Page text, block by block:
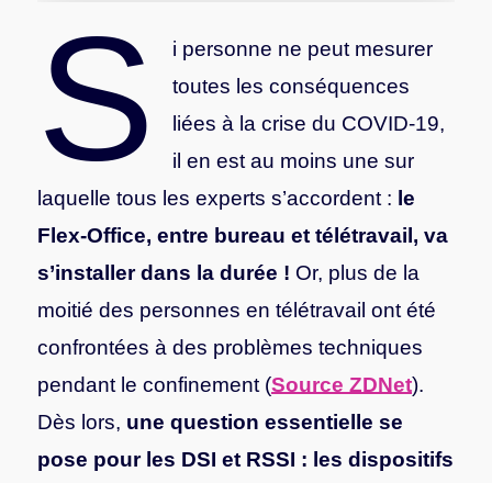
S
i personne ne peut mesurer
toutes les conséquences
liées à la crise du COVID-19,
il en est au moins une sur
laquelle tous les experts s’accordent : le
Flex-Office, entre bureau et télétravail, va
s’installer dans la durée ! Or, plus de la
moitié des personnes en télétravail ont été
confrontées à des problèmes techniques
pendant le confinement (Source ZDNet).
Dès lors, une question essentielle se
pose pour les DSI et RSSI : les dispositifs